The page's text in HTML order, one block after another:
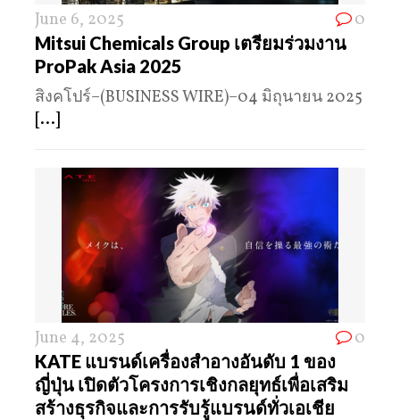
June 6, 2025 0
Mitsui Chemicals Group เตรียมร่วมงาน
ProPak Asia 2025
สิงคโปร์–(BUSINESS WIRE)–04 มิถุนายน 2025
[...]
June 4, 2025 0
KATE แบรนด์เครื่องสำอางอันดับ 1 ของ
ญี่ปุ่น เปิดตัวโครงการเชิงกลยุทธ์เพื่อเสริม
สร้างธุรกิจและการรับรู้แบรนด์ทั่วเอเชีย